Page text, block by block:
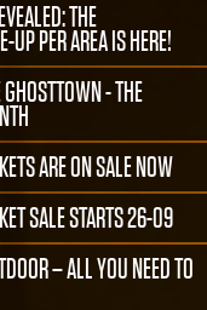
THE
UP PER AREA IS HERE!
- THE
ARE ON SALE NOW
SALE STARTS 26-09
– ALL YOU NEED TO